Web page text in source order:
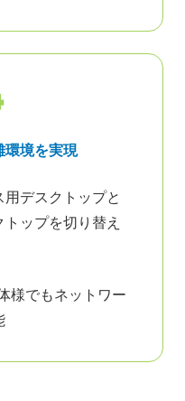
環境を実現
デスクトップと
ップを切り替え
様でもネットワー